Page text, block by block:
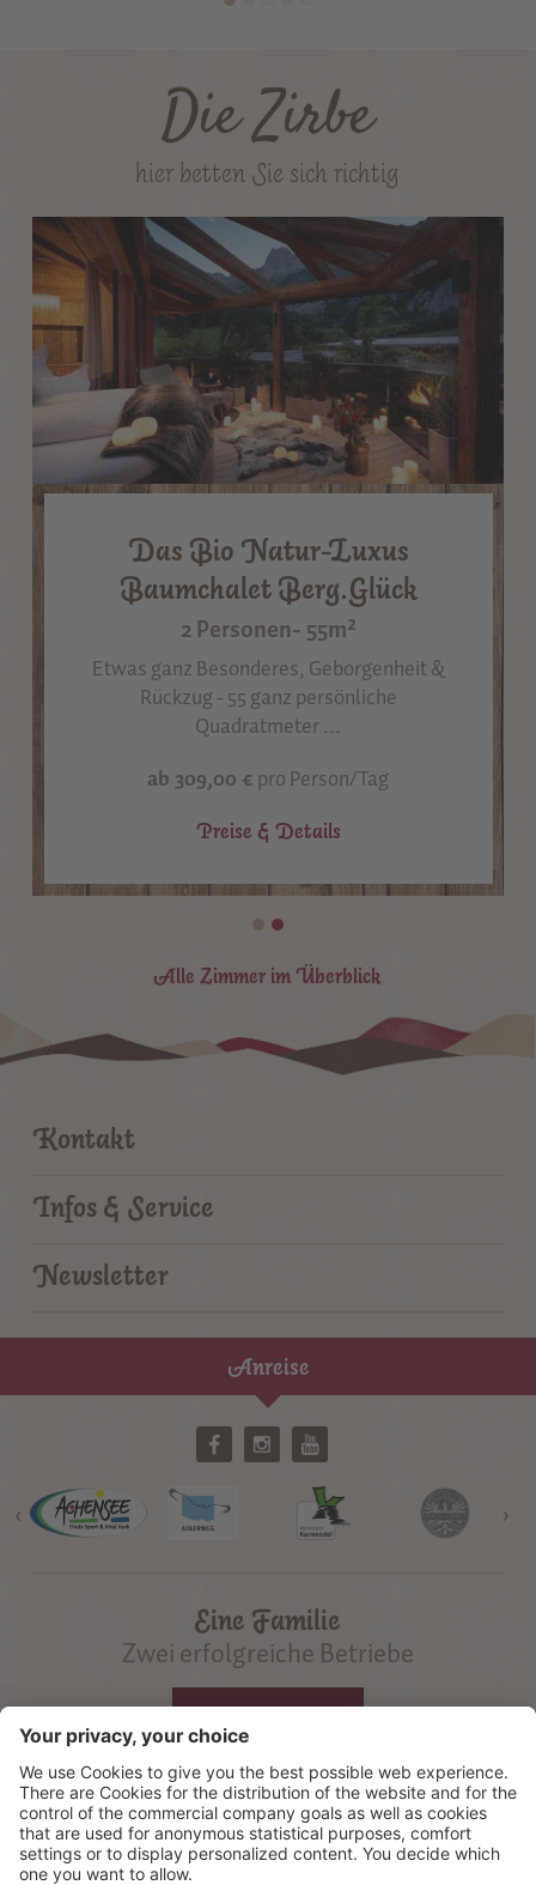
Die Zirbe
hier betten Sie sich richtig
Das Bio Natur-Luxus
Baumchalet Berg.Glück
2 Personen- 55m²
Etwas ganz Besonderes, Geborgenheit &
Rückzug - 55 ganz persönliche
Quadratmeter ...
ab 309,00 €pro Person/Tag
Preise & Details
Alle Zimmer im Überblick
Kontakt
Infos & Service
Newsletter
Anreise
‹ ›
©2026 Gramai Alm
Eine Familie
Zwei erfolgreiche Betriebe